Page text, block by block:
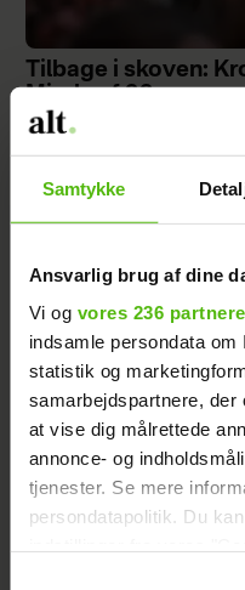
Samtykke
Ansvarlig brug af dine
Vi og vores 236 partnere
indsamle persondata
statistik og
samarbejdspartnere, der
at vise dig målrettede
annonce- og
tjenester. Se mere
persondatapolitik. Du
Tilbage i skoven:
Minds of 99
Lusket plan i
Nævesvin